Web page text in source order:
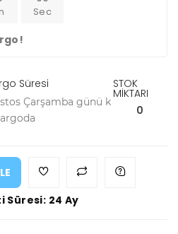
Sec
Süresi
Çarşamba günü k
argoda
STOK
MİKTARI
0
Süresi: 24 Ay